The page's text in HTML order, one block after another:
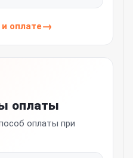
оплате
оплаты
оплаты при